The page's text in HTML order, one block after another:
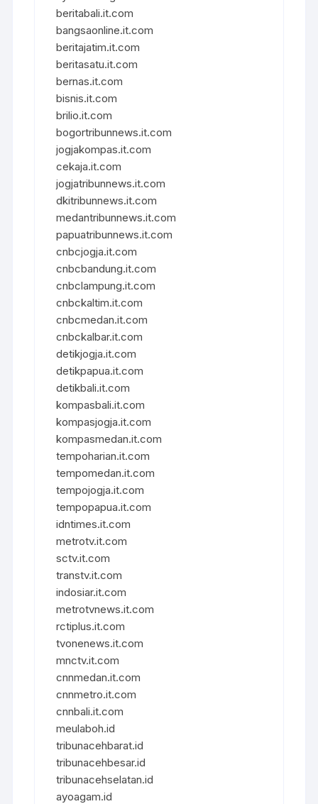
beritabali.it.com
bangsaonline.it.com
beritajatim.it.com
beritasatu.it.com
bernas.it.com
bisnis.it.com
brilio.it.com
bogortribunnews.it.com
jogjakompas.it.com
cekaja.it.com
jogjatribunnews.it.com
dkitribunnews.it.com
medantribunnews.it.com
papuatribunnews.it.com
cnbcjogja.it.com
cnbcbandung.it.com
cnbclampung.it.com
cnbckaltim.it.com
cnbcmedan.it.com
cnbckalbar.it.com
detikjogja.it.com
detikpapua.it.com
detikbali.it.com
kompasbali.it.com
kompasjogja.it.com
kompasmedan.it.com
tempoharian.it.com
tempomedan.it.com
tempojogja.it.com
tempopapua.it.com
idntimes.it.com
metrotv.it.com
sctv.it.com
transtv.it.com
indosiar.it.com
metrotvnews.it.com
rctiplus.it.com
tvonenews.it.com
mnctv.it.com
cnnmedan.it.com
cnnmetro.it.com
cnnbali.it.com
meulaboh.id
tribunacehbarat.id
tribunacehbesar.id
tribunacehselatan.id
ayoagam.id